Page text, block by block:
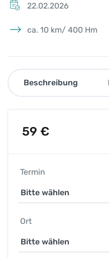
22.02.2026
ca. 10 km/ 400 Hm
Beschreibung
59 €
Termin
Ort